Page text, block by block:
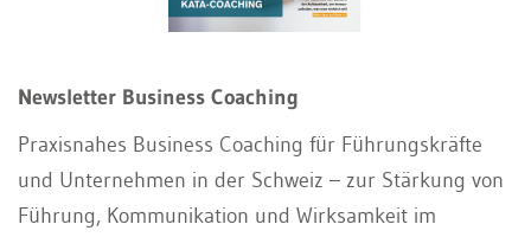
Newsletter Business Coaching
Praxisnahes Business Coaching für Führungskräfte
und Unternehmen in der Schweiz – zur Stärkung von
Führung, Kommunikation und Wirksamkeit im